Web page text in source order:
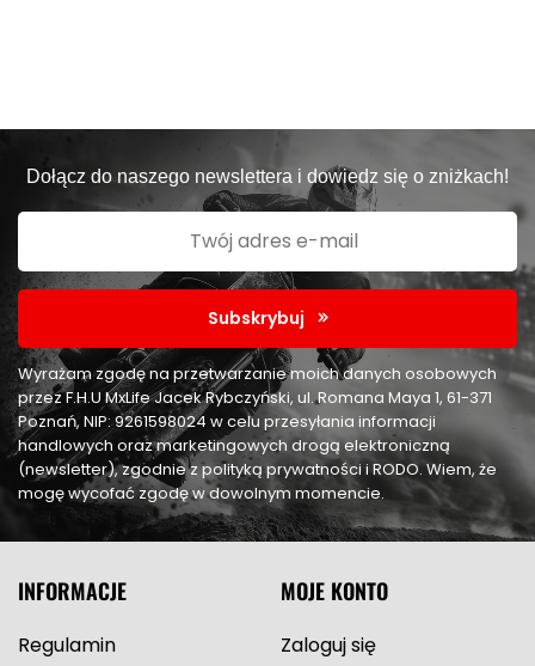
Dołącz do naszego newslettera i dowiedz się o zniżkach!
Subskrybuj
Wyrażam zgodę na przetwarzanie moich danych osobowych
przez F.H.U MxLife Jacek Rybczyński, ul. Romana Maya 1, 61-371
Poznań, NIP: 9261598024 w celu przesyłania informacji
handlowych oraz marketingowych drogą elektroniczną
(newsletter), zgodnie z polityką prywatności i RODO. Wiem, że
mogę wycofać zgodę w dowolnym momencie.
INFORMACJE
Regulamin
MOJE KONTO
Zaloguj się